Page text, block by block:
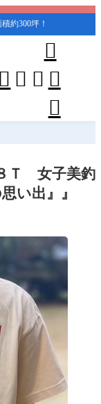
約300坪！
  



Ｔ 女子美釣
い出』』